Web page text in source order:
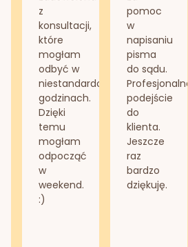
z
konsultacji,
które
mogłam
odbyć w
niestandardowych
godzinach.
Dzięki
temu
mogłam
odpocząć
w
weekend.
:)
pomoc
w
napisaniu
pisma
do sądu.
Profesjonalne
podejście
do
klienta.
Jeszcze
raz
bardzo
dziękuję.